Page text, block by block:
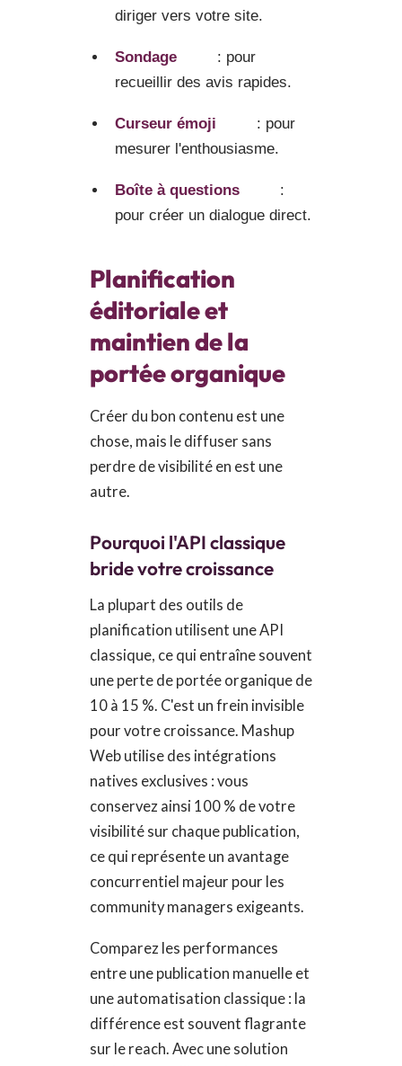
diriger vers votre site.
Sondage
: pour
recueillir des avis rapides.
Curseur émoji
: pour
mesurer l'enthousiasme.
Boîte à questions
:
pour créer un dialogue direct.
Planification
éditoriale et
maintien de la
portée organique
Créer du bon contenu est une
chose, mais le diffuser sans
perdre de visibilité en est une
autre.
Pourquoi l'API classique
bride votre croissance
La plupart des outils de
planification utilisent une API
classique, ce qui entraîne souvent
une perte de portée organique de
10 à 15 %. C'est un frein invisible
pour votre croissance. Mashup
Web utilise des intégrations
natives exclusives : vous
conservez ainsi 100 % de votre
visibilité sur chaque publication,
ce qui représente un avantage
concurrentiel majeur pour les
community managers exigeants.
Comparez les performances
entre une publication manuelle et
une automatisation classique : la
différence est souvent flagrante
sur le reach. Avec une solution